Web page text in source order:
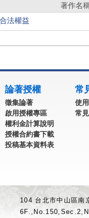
著作名
法權益
論著授權
徵集論著
啟用授權專區
權利金計算說明
授權合約書下載
投稿基本資料表
常
使
常
104 台北市中山區